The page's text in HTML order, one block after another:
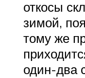
откосы
зимой,
тому же
один-два